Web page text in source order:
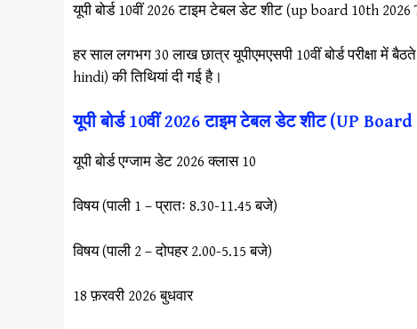
यूपी बोर्ड 10वीं 2026 टाइम टेबल डेट शीट (up board 10th
हर साल लगभग 30 लाख छात्र यूपीएमएसपी 10वीं बोर्ड परीक्षा में
hindi) की तिथियां दी गई है।
यूपी बोर्ड 10वीं 2026 टाइम टेबल डेट शीट (UP
यूपी बोर्ड एग्जाम डेट 2026 क्लास 10
विषय (पाली 1 – प्रातः 8.30-11.45 बजे)
विषय (पाली 2 – दोपहर 2.00-5.15 बजे)
18 फ़रवरी 2026 बुधवार